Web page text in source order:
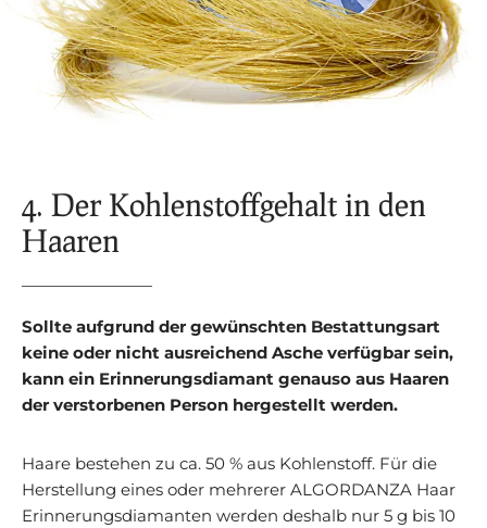
4. Der Kohlenstoffgehalt in den
Haaren
Sollte aufgrund der gewünschten Bestattungsart
keine oder nicht ausreichend Asche verfügbar sein,
kann ein Erinnerungsdiamant genauso aus Haaren
der verstorbenen Person hergestellt werden.
Haare bestehen zu ca. 50 % aus Kohlenstoff. Für die
Herstellung eines oder mehrerer ALGORDANZA Haar
Erinnerungsdiamanten werden deshalb nur 5 g bis 10